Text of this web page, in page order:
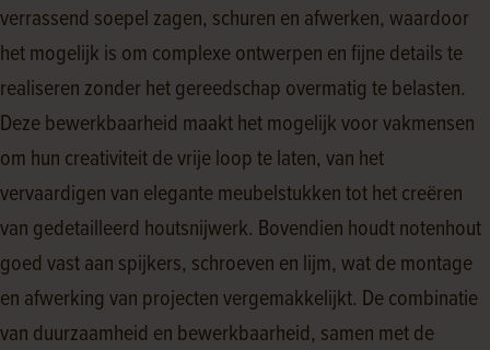
verrassend soepel zagen, schuren en afwerken, waardoor
het mogelijk is om complexe ontwerpen en fijne details te
realiseren zonder het gereedschap overmatig te belasten.
Deze bewerkbaarheid maakt het mogelijk voor vakmensen
om hun creativiteit de vrije loop te laten, van het
vervaardigen van elegante meubelstukken tot het creëren
van gedetailleerd houtsnijwerk. Bovendien houdt notenhout
goed vast aan spijkers, schroeven en lijm, wat de montage
en afwerking van projecten vergemakkelijkt. De combinatie
van duurzaamheid en bewerkbaarheid, samen met de